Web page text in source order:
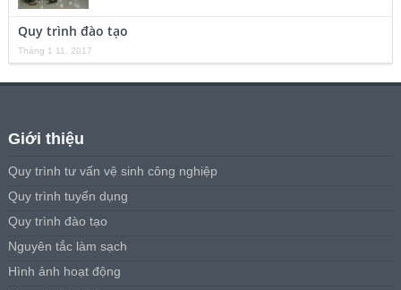
Quy trình đào tạo
Tháng 1 11, 2017
Giới thiệu
Quy trình tư vấn vệ sinh công nghiệp
Quy trình tuyển dụng
Quy trình đào tạo
Nguyên tắc làm sạch
Hình ảnh hoạt động